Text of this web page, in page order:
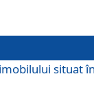
situat